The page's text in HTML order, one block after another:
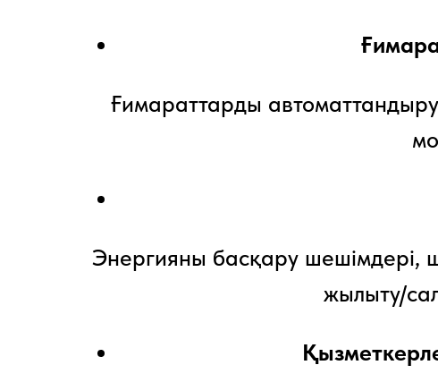
Ғимараттарды автоматтандыру
Энергияны басқару шешімдері,
жылыту/